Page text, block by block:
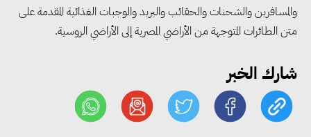
والمسافرين والشحنات والحقائب والبريد والوجبات الغذائية المقدمة على
متن الطائرات المتوجهة من الأراضي المصرية إلى الأراضي الروسية.
شارك الخبر
الصين تعزيز الشراكات الصناعية
وجذب استثمارات جديدة إلى مصر
رغبات المرحلة الأولى.. والوزارة تدعو
الطلاب إلى سرعة التسجيل وعدم